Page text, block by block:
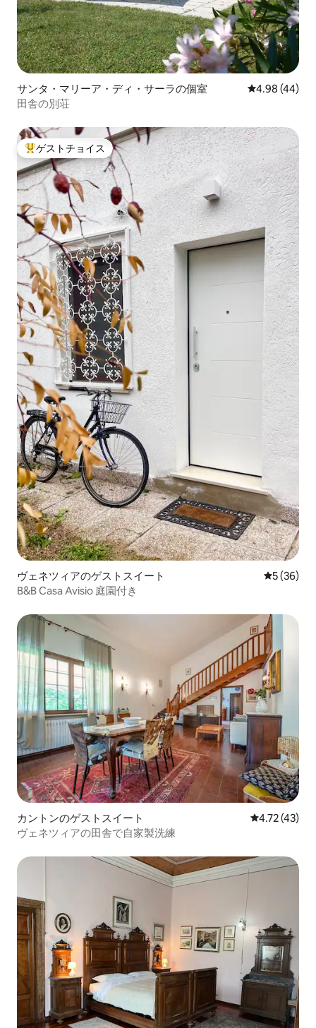
サンタ・マリーア・ディ・サーラの個室 レビュー44
4.98 (44)
田舎の別荘
大好評のゲストチョイスです。
ゲストチョイス
ヴェネツィアのゲストスイート レビュー
5 (36)
B&B Casa Avisio 庭園付き
カントンのゲストスイート レビュー43
4.72 (43)
ヴェネツィアの田舎で自家製洗練